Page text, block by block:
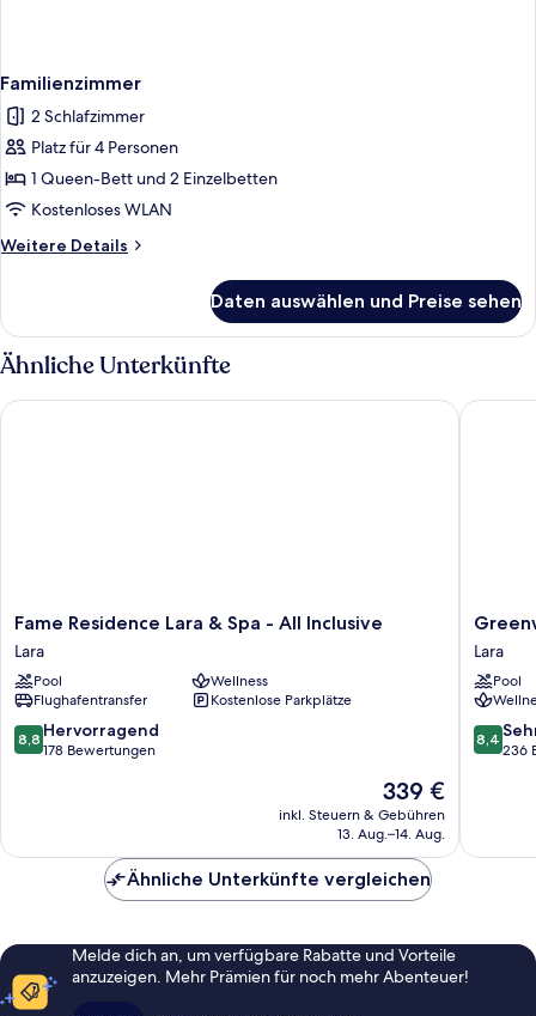
Familienzimmer
2 Schlafzimmer
Platz für 4 Personen
1 Queen-Bett und 2 Einzelbetten
Kostenloses WLAN
Weitere Details
Weitere
Daten auswählen und Preise sehen
Ähnliche Unterkünfte
Fame
Residence
Lara
&
Spa
-
All
Fame Residence Lara & Spa - All Inclusive
Lara
Pool
Wellness
Flughafentransfer
Kostenlose Parkplätze
8.8
von
8,8 Hervorragend
178 Bewertungen
Der
Preis
beträgt
339 €
inkl. Steuern & Gebühren
13. Aug.–14. Aug.
Fame Residence Lara & Spa - All Inclusive
Suites
Resort
Lara
Lara
Pool
8.4
von
8,4
236
Ähnliche Unterkünfte vergleichen
Melde dich an, um verfügbare Rabatte und Vorteile
anzuzeigen. Mehr Prämien für noch mehr Abenteuer!